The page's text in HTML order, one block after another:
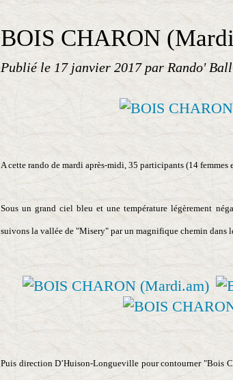
BOIS CHARON
Publié le 17 janvier 2017 par Rando' Ball
A cette rando de mardi après-midi, 35 participants (14 femmes
Sous un grand ciel bleu et une température légèrement
suivons la vallée de "Misery" par un magnifique chemin dans
Puis direction D’Huison-Longueville pour contourner "Bois